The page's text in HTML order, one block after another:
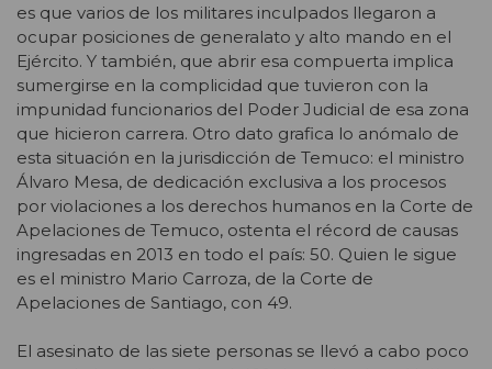
es que varios de los militares inculpados llegaron a
ocupar posiciones de generalato y alto mando en el
Ejército. Y también, que abrir esa compuerta implica
sumergirse en la complicidad que tuvieron con la
impunidad funcionarios del Poder Judicial de esa zona
que hicieron carrera. Otro dato grafica lo anómalo de
esta situación en la jurisdicción de Temuco: el ministro
Álvaro Mesa, de dedicación exclusiva a los procesos
por violaciones a los derechos humanos en la Corte de
Apelaciones de Temuco, ostenta el récord de causas
ingresadas en 2013 en todo el país: 50. Quien le sigue
es el ministro Mario Carroza, de la Corte de
Apelaciones de Santiago, con 49.
El asesinato de las siete personas se llevó a cabo poco